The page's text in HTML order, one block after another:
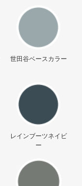
世田谷ベースカラー
レインブーツネイビ
ー